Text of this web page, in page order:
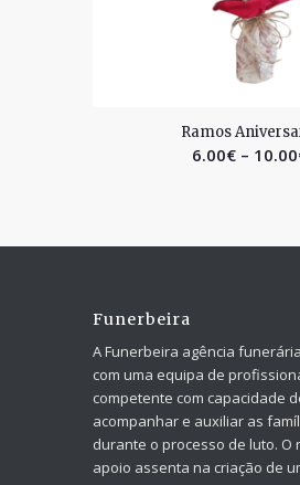
Ramos
6.00€– 10.00
Funerbeira
A Funerbeira agência
com uma equipa de
competente com capacidade
acompanhar e auxiliar as
durante o processo de luto. O
apoio assenta na criação de